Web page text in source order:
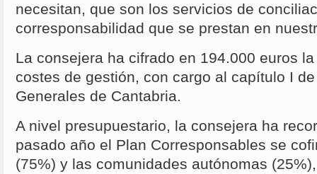
necesitan, que son los servicios de
corresponsabilidad que se prestan en
La consejera ha cifrado en 194.000 euros
costes de gestión, con cargo al capítulo I
Generales de Cantabria.
A nivel presupuestario, la consejera ha
pasado año el Plan Corresponsables se
(75%) y las comunidades autónomas